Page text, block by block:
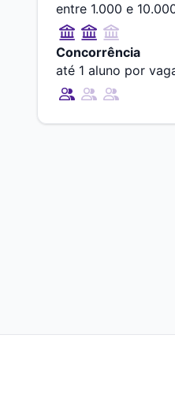
entre 1.000 e
Concorrência
até 1 aluno por